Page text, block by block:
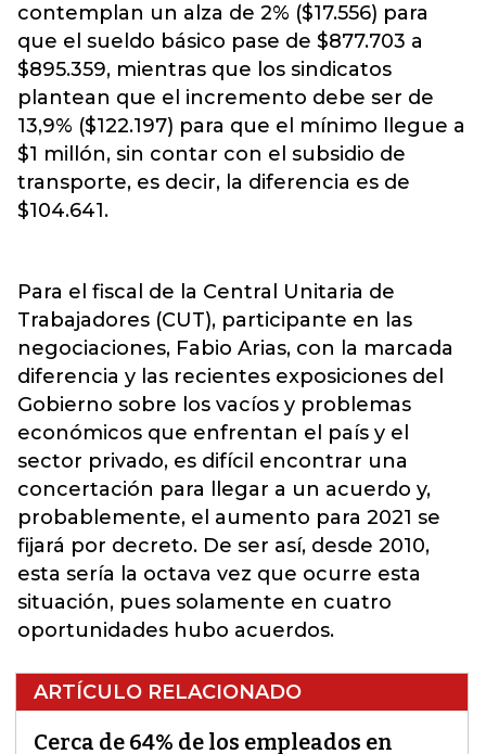
contemplan un alza de 2% ($17.556) para
que el sueldo básico pase de $877.703 a
$895.359, mientras que los sindicatos
plantean que el incremento debe ser de
13,9% ($122.197) para que el mínimo llegue a
$1 millón, sin contar con el subsidio de
transporte, es decir, la diferencia es de
$104.641.
Para el fiscal de la Central Unitaria de
Trabajadores (CUT), participante en las
negociaciones, Fabio Arias, con la marcada
diferencia y las recientes exposiciones del
Gobierno sobre los vacíos y problemas
económicos que enfrentan el país y el
sector privado, es difícil encontrar una
concertación para llegar a un acuerdo y,
probablemente, el aumento para 2021 se
fijará por decreto. De ser así, desde 2010,
esta sería la octava vez que ocurre esta
situación, pues solamente en cuatro
oportunidades hubo acuerdos.
ARTÍCULO RELACIONADO
Cerca de 64% de los empleados en